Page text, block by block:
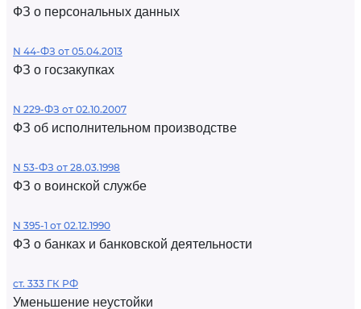
ФЗ о персональных данных
N 44-ФЗ от 05.04.2013
ФЗ о госзакупках
N 229-ФЗ от 02.10.2007
ФЗ об исполнительном производстве
N 53-ФЗ от 28.03.1998
ФЗ о воинской службе
N 395-1 от 02.12.1990
ФЗ о банках и банковской деятельности
ст. 333 ГК РФ
Уменьшение неустойки